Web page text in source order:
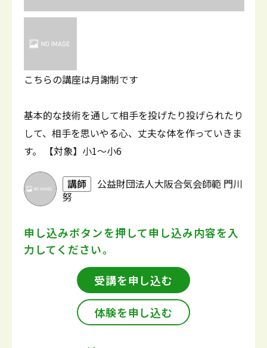
こちらの講座は月謝制です
基本的な技術を通して相手を投げたり投げられたり
して、相手を思いやる心、丈夫な体を作っていきま
す。 【対象】小1～小6
講師
公益財団法人大阪合気会師範 門川
努
申し込みボタンを押して申し込み内容を入
力してください。
受講を申し込む
体験を申し込む